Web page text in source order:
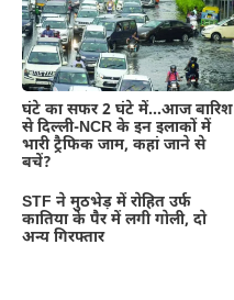
घंटे का सफर 2 घंटे में…आज बारिश
से दिल्ली-NCR के इन इलाकों में
भारी ट्रैफिक जाम, कहां जाने से
बचें?
STF ने मुठभेड़ में रोहित उर्फ
कातिया के पैर में लगी गोली, दो
अन्य गिरफ्तार